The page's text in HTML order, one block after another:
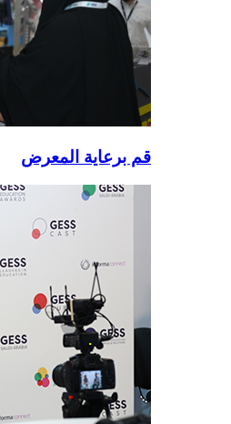
قم برعاية المعرض